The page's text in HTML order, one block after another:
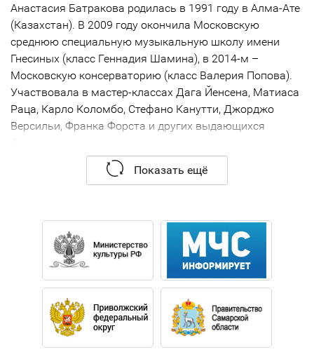
Анастасия Батракова родилась в 1991 году в Алма-Ате
(Казахстан). В 2009 году окончила Московскую
среднюю специальную музыкальную школу имени
Гнесиных (класс Геннадия Шамина), в 2014-м –
Московскую консерваторию (класс Валерия Попова).
Участвовала в мастер-классах Дага Йенсена, Матиаса
Раца, Карло Коломбо, Стефано Канутти, Джорджо
Версильи, Франка Форста и других выдающихся
Анастасия Батракова - лауреат Международного
Международного конкурса Московской консерватории
(2013, оба раза в составе духового квинтета), VI
Международного конкурса Московской консерватории
(2014) в сольной номинации и других состязаний.
Обладательница премии Игнаца Плейеля летней
музыкальной академии Института музыки и
исполнительских искусств в Вене (2013). Анастасия
выступает с сольными концертами и в камерных
Показать ещё